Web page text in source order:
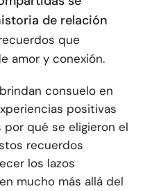
de relación
que
amor y conexión.
consuelo en
positivas
qué se eligieron el
recuerdos
los lazos
mucho más allá del